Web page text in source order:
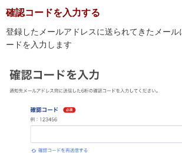
確認コードを入力する
登録したメールアドレスに送られてきたメール
ードを入力します